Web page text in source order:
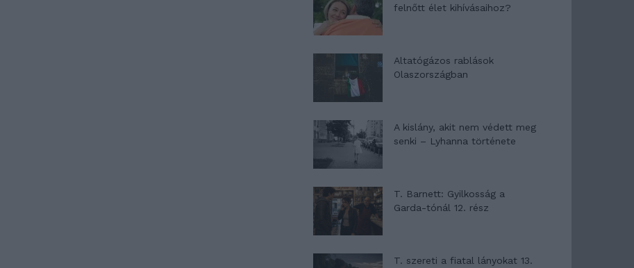
felnőtt élet kihívásaihoz?
Altatógázos rablások
Olaszországban
A kislány, akit nem védett meg
senki – Lyhanna története
T. Barnett: Gyilkosság a
Garda-tónál 12. rész
T. szereti a fiatal lányokat 13.